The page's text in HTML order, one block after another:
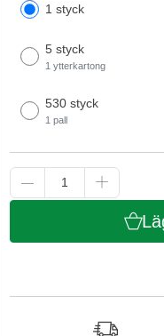
1 styck
5 styck
1 ytterkartong
530 styck
1 pall